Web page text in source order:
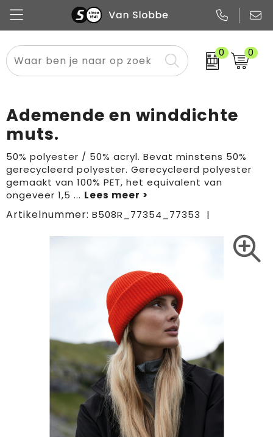
0 0
Alle categorieën
Snoep
Promo
Pennen
Notitieboekjes
Papier
Flessen
Glazen en karaffen
Merken
Meest gekozen
Sportkleding
Overig textiel
Boodschappen- en draagtassen
Sport & vrije tijd
Rugzakken
Ademende en winddichte
muts.
50% polyester / 50% acryl. Bevat minstens 50%
gerecycleerd polyester. Gerecycleerd polyester
gemaakt van 100% PET, het equivalent van
ongeveer 1,5 ...
Artikelnummer: B508R_77354_77353